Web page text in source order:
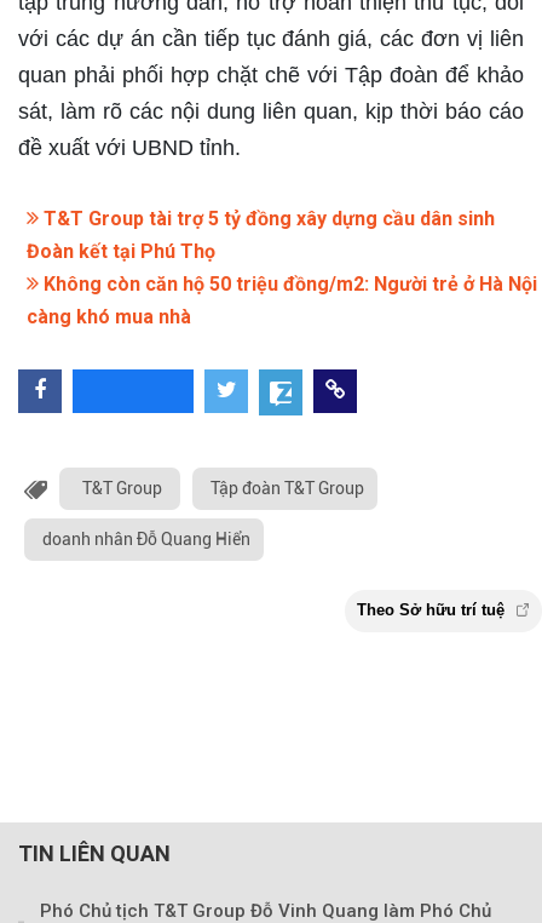
với các dự án cần tiếp tục đánh giá, các đơn vị liên
quan phải phối hợp chặt chẽ với Tập đoàn để khảo
sát, làm rõ các nội dung liên quan, kịp thời báo cáo
đề xuất với UBND tỉnh.
T&T Group tài trợ 5 tỷ đồng xây dựng cầu dân sinh
Đoàn kết tại Phú Thọ
Không còn căn hộ 50 triệu đồng/m2: Người trẻ ở Hà Nội
càng khó mua nhà
T&T Group Tập đoàn T&T Group
doanh nhân Đỗ Quang Hiển
TIN LIÊN QUAN
Phó Chủ tịch T&T Group Đỗ Vinh Quang làm Phó Chủ